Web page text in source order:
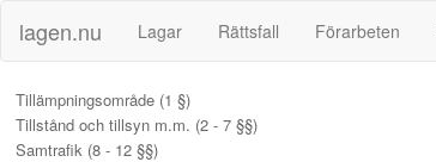
lagen.nu Lagar Rättsfall Förarbeten
Tillämpningsområde (1 §)
Tillstånd och tillsyn m.m. (2 - 7 §§)
Samtrafik (8 - 12 §§)